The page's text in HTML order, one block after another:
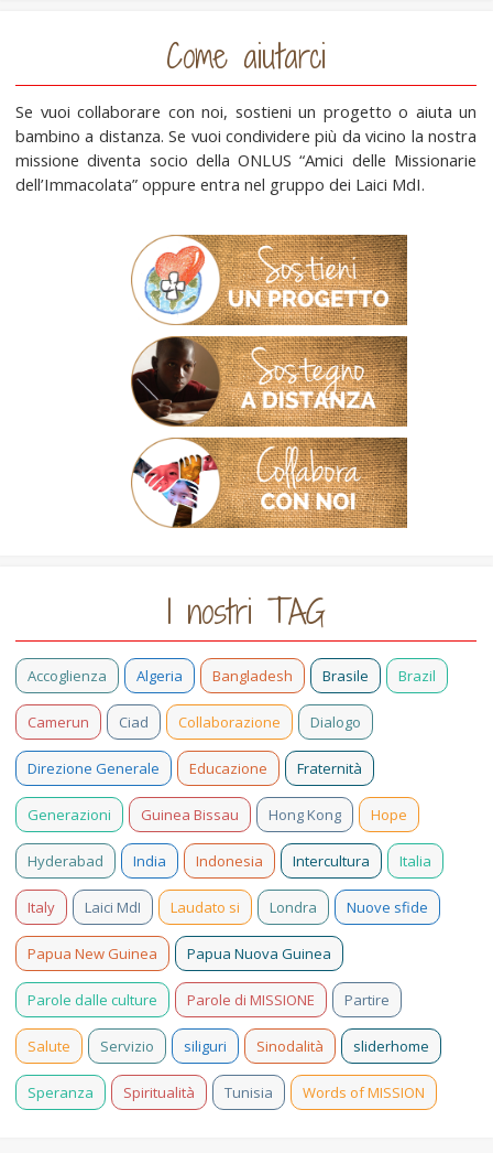
Come aiutarci
Se vuoi collaborare con noi, sostieni un progetto o aiuta un
bambino a distanza. Se vuoi condividere più da vicino la nostra
missione diventa socio della ONLUS “Amici delle Missionarie
dell’Immacolata” oppure entra nel gruppo dei Laici MdI.
I nostri TAG
Accoglienza Algeria Bangladesh Brasile Brazil
Camerun Ciad Collaborazione Dialogo
Direzione Generale Educazione Fraternità
Generazioni Guinea Bissau Hong Kong Hope
Hyderabad India Indonesia Intercultura Italia
Italy Laici MdI Laudato si Londra Nuove sfide
Papua New Guinea Papua Nuova Guinea
Parole dalle culture Parole di MISSIONE Partire
Salute Servizio siliguri Sinodalità sliderhome
Speranza Spiritualità Tunisia Words of MISSION